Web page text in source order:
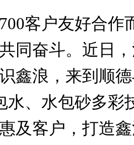
客户友好合作
同奋斗。近日
鑫浪，来到顺
水、水包砂多彩
及客户，打造